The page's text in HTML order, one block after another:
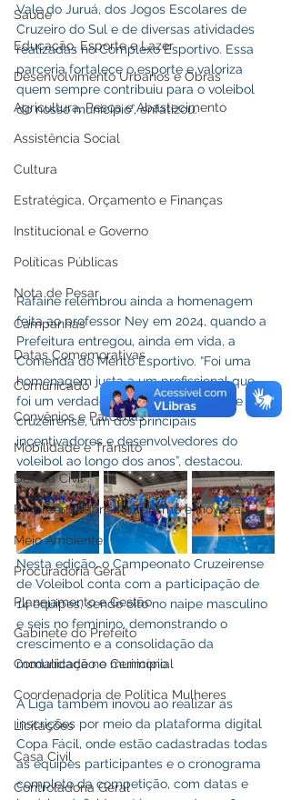
Saúde
Educação, Esporte e Lazer
Desenvolvimento Urbanos e Obras
Agricultura, Pesca e Abastecimento
Assistência Social
Cultura
Estratégica, Orçamento e Finanças
Institucional e Governo
Políticas Públicas
Nota de Pesar
Campanhas
Datas Comemorativas
Comunicado
Convênios e Parcerias
Mobilidade e Trânsito
Defesa Civil
Empreendedorismo,Turismo e Inovação
Meio Ambiente
Procuradoria Geral
Planejamento e Gestão
Gabinete do Prefeito
Comunicação e Cerimonial
Coordenadoria de Politica Mulheres
Licitações
Casa Civil
Controladoria Geral
Vale do Juruá, dos Jogos Escolares de
Cruzeiro do Sul e de diversas atividades
realizadas no Complexo Esportivo. Essa
parceria fortalece o esporte e valoriza
quem sempre contribuiu para o voleibol
do nosso município”, enfatizou.
Rafaine relembrou ainda a homenagem
feita ao professor Ney em 2024, quando a
Prefeitura entregou, ainda em vida, a
Comenda do Mérito Esportivo. “Foi uma
homenagem justa a um profissional que
foi um verdadeiro baluarte do esporte
cruzeirense, um dos principais
incentivadores e desenvolvedores do
voleibol ao longo dos anos”, destacou.
Nesta edição, o Campeonato Cruzeirense
de Voleibol conta com a participação de
14 equipes, sendo oito no naipe masculino
e seis no feminino, demonstrando o
crescimento e a consolidação da
modalidade no município.
A Liga também inovou ao realizar as
inscrições por meio da plataforma digital
Copa Fácil, onde estão cadastradas todas
as equipes participantes e o cronograma
completo da competição, com datas e